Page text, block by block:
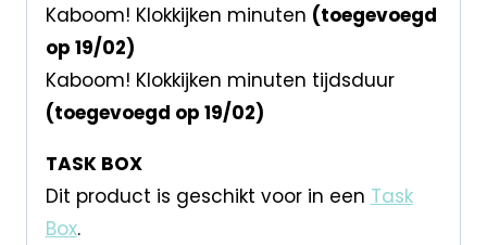
Kaboom! Klokkijken minuten (toegevoegd
op 19/02)
Kaboom! Klokkijken minuten tijdsduur
(toegevoegd op 19/02)
TASK BOX
Dit product is geschikt voor in een Task
Box.